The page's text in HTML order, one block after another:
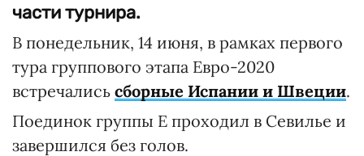
части турнира.
В понедельник, 14 июня, в рамках первого
тура группового этапа Евро-2020
встречались сборные Испании и Швеции.
Поединок группы E проходил в Севилье и
завершился без голов.